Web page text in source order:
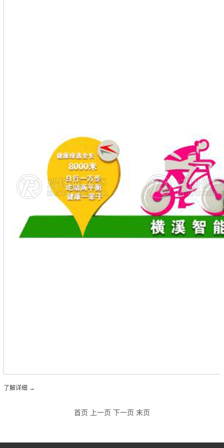
了解详细
首页 上一页 下一页 末页